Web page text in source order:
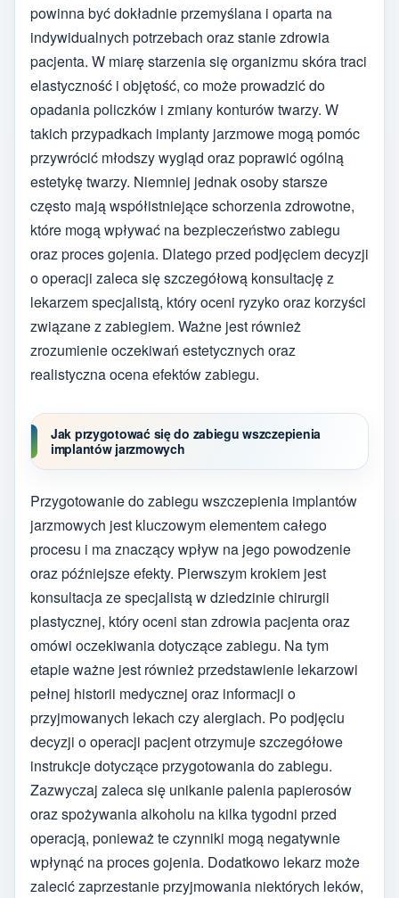
powinna być dokładnie przemyślana i oparta na
indywidualnych potrzebach oraz stanie zdrowia
pacjenta. W miarę starzenia się organizmu skóra traci
elastyczność i objętość, co może prowadzić do
opadania policzków i zmiany konturów twarzy. W
takich przypadkach implanty jarzmowe mogą pomóc
przywrócić młodszy wygląd oraz poprawić ogólną
estetykę twarzy. Niemniej jednak osoby starsze
często mają współistniejące schorzenia zdrowotne,
które mogą wpływać na bezpieczeństwo zabiegu
oraz proces gojenia. Dlatego przed podjęciem decyzji
o operacji zaleca się szczegółową konsultację z
lekarzem specjalistą, który oceni ryzyko oraz korzyści
związane z zabiegiem. Ważne jest również
zrozumienie oczekiwań estetycznych oraz
realistyczna ocena efektów zabiegu.
Jak przygotować się do zabiegu wszczepienia
implantów jarzmowych
Przygotowanie do zabiegu wszczepienia implantów
jarzmowych jest kluczowym elementem całego
procesu i ma znaczący wpływ na jego powodzenie
oraz późniejsze efekty. Pierwszym krokiem jest
konsultacja ze specjalistą w dziedzinie chirurgii
plastycznej, który oceni stan zdrowia pacjenta oraz
omówi oczekiwania dotyczące zabiegu. Na tym
etapie ważne jest również przedstawienie lekarzowi
pełnej historii medycznej oraz informacji o
przyjmowanych lekach czy alergiach. Po podjęciu
decyzji o operacji pacjent otrzymuje szczegółowe
instrukcje dotyczące przygotowania do zabiegu.
Zazwyczaj zaleca się unikanie palenia papierosów
oraz spożywania alkoholu na kilka tygodni przed
operacją, ponieważ te czynniki mogą negatywnie
wpłynąć na proces gojenia. Dodatkowo lekarz może
zalecić zaprzestanie przyjmowania niektórych leków,